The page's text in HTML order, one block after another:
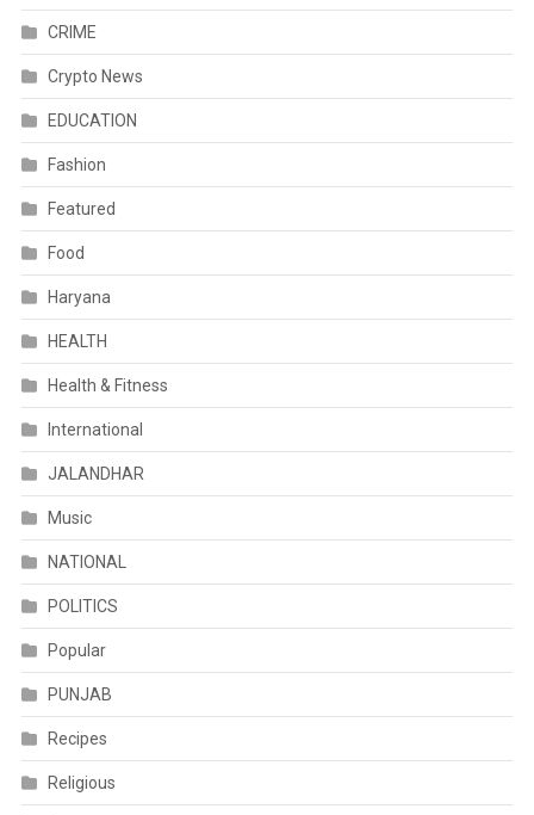
CRIME
Crypto News
EDUCATION
Fashion
Featured
Food
Haryana
HEALTH
Health & Fitness
International
JALANDHAR
Music
NATIONAL
POLITICS
Popular
PUNJAB
Recipes
Religious